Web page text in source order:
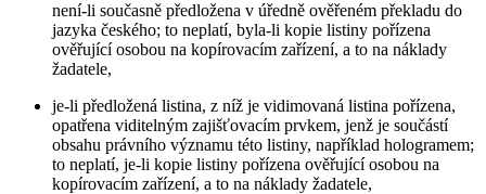
není-li současně předložena v úředně ověřeném překladu do
jazyka českého; to neplatí, byla-li kopie listiny pořízena
ověřující osobou na kopírovacím zařízení, a to na náklady
žadatele,
je-li předložená listina, z níž je vidimovaná listina pořízena,
opatřena viditelným zajišťovacím prvkem, jenž je součástí
obsahu právního významu této listiny, například hologramem;
to neplatí, je-li kopie listiny pořízena ověřující osobou na
kopírovacím zařízení, a to na náklady žadatele,